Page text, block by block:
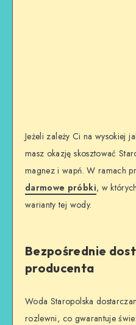
Jeżeli zależy Ci na wysokiej
masz okazję skosztować
magnez i wapń. W ramach
darmowe próbki, w
warianty tej wody.
Bezpośrednie
producenta
Woda Staropolska
rozlewni, co gwarantuje